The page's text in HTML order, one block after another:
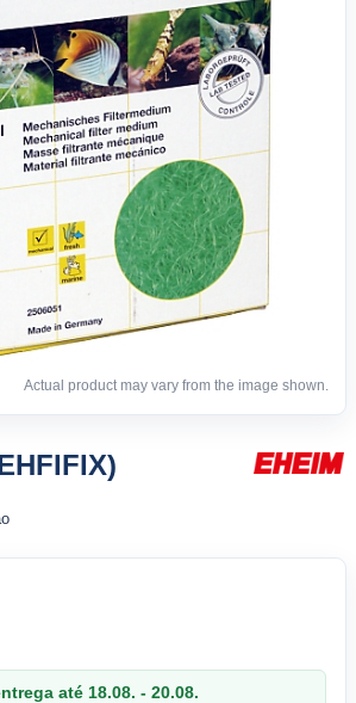
Actual product may vary from the image shown.
até 18.08. - 20.08.